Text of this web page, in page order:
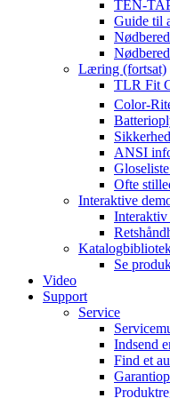
TEN-
Guide til
Læring (fortsat)
TLR Fit
Color-
ANSI
Ofte
Interaktive
Interaktiv
Se
Video
Support
Service
Indsend
Find et